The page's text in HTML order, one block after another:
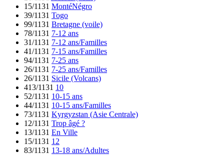
15/1131 MontéNégro
39/1131 Togo
99/1131 Bretagne (voile)
78/1131 7-12 ans
31/1131 7-12 ans/Familles
41/1131 7-15 ans/Familles
94/1131 7-25 ans
26/1131 7-25 ans/Familles
26/1131 Sicile (Volcans)
413/1131 10
52/1131 10-15 ans
44/1131 10-15 ans/Familles
73/1131 Kyrgyzstan (Asie Centrale)
12/1131 Trop âgé ?
13/1131 En Ville
15/1131 12
83/1131 13-18 ans/Adultes